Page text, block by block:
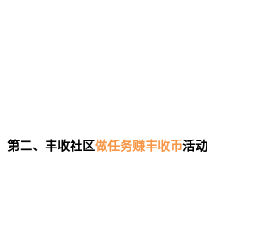
第二、丰收社区做任务赚丰收币活动